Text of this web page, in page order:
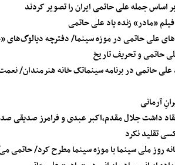
علی حاتمی در موزه سینما/ دفترچه
حاتمی و تحریف تاریخ
علی حاتمی در برنامه سینماتک خانه هنرمندان/
آرمانی
داشت جلال مقدم،اکبر عبدی و فرامرز صدیقی
تقلید نکرد
روز ملی سینما با موزه سینما مطرح کرد/